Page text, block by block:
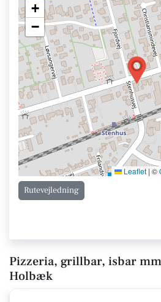
+
−
Leaflet | ©
Rutevejledning
Pizzeria, grillbar, isbar
Holbæk